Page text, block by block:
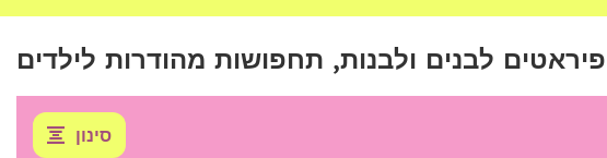
לבנים ולבנות, תחפושות מהודרות לילדים
סינון